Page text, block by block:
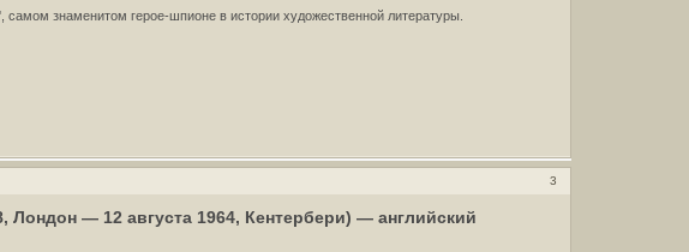
знаменитом герое-шпионе в истории художественной литературы.
3
Лондон — 12 августа 1964, Кентербери) — английский